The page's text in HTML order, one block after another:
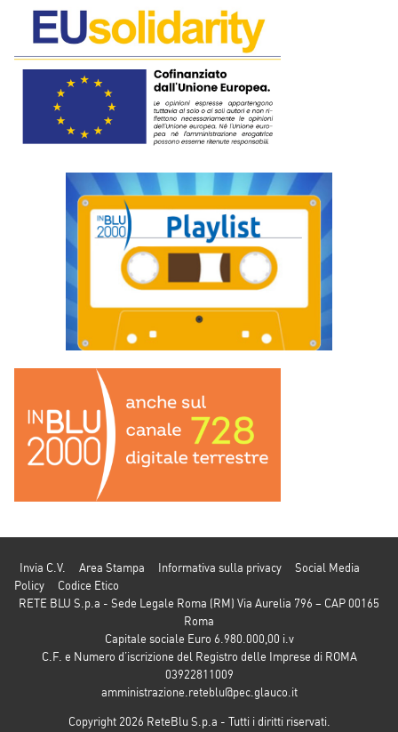
Invia C.V. Area Stampa Informativa sulla privacy
Social Media
Policy
Codice Etico
RETE BLU S.p.a - Sede Legale Roma (RM) Via Aurelia 796 – CAP 00165
Roma
Capitale sociale Euro 6.980.000,00 i.v
C.F. e Numero d’iscrizione del Registro delle Imprese di ROMA
03922811009
amministrazione.reteblu@pec.glauco.it
Copyright 2026 ReteBlu S.p.a - Tutti i diritti riservati.